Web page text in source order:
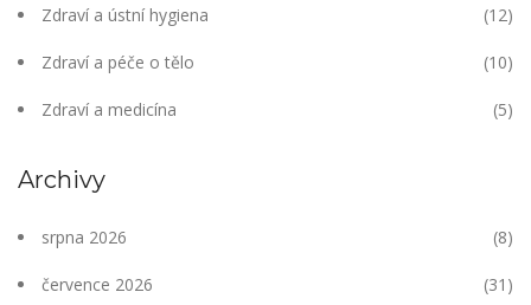
Zdraví a ústní hygiena (12)
Zdraví a péče o tělo (10)
Zdraví a medicína (5)
Archivy
srpna 2026 (8)
července 2026 (31)